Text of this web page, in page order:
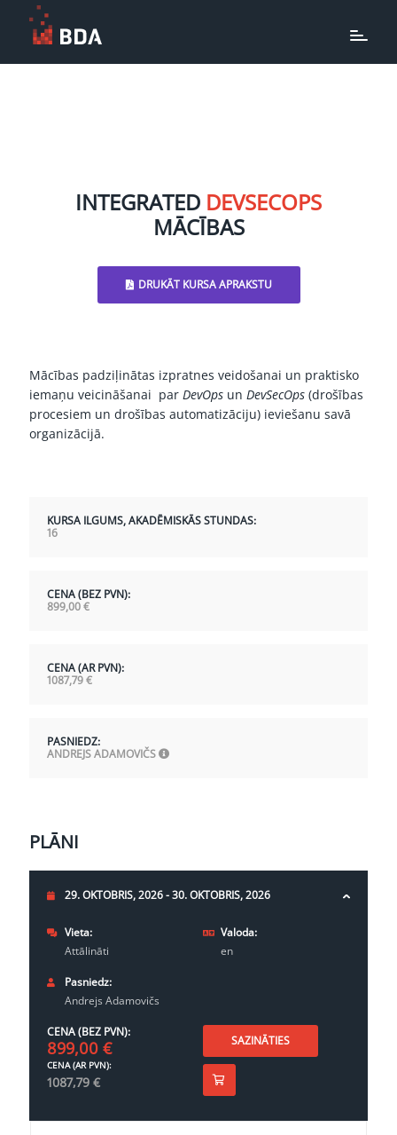
INTEGRATED DEVSECOPS
MĀCĪBAS
DRUKĀT KURSA APRAKSTU
Mācības padziļinātas izpratnes veidošanai un praktisko
iemaņu veicināšanai par DevOps un DevSecOps (drošības
procesiem un drošības automatizāciju) ieviešanu savā
organizācijā.
KURSA ILGUMS, AKADĒMISKĀS STUNDAS:
16
CENA (BEZ PVN):
899,00€
CENA (AR PVN):
1087,79€
PASNIEDZ:
ANDREJS ADAMOVIČS
PLĀNI
29. OKTOBRIS, 2026 - 30. OKTOBRIS, 2026
Vieta:
Attālināti
Valoda:
en
Pasniedz:
Andrejs Adamovičs
CENA (BEZ PVN):
899,00 €
CENA (AR PVN):
1087,79 €
SAZINĀTIES